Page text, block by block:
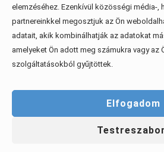
elemzéséhez. Ezenkívül közösségi média-,
partnereinkkel megosztjuk az Ön
adatait, akik kombinálhatják az adatokat
amelyeket Ön adott meg számukra vagy az
szolgáltatásokból gyűjtöttek.
Elfogadom
Érdekel, elolvasom